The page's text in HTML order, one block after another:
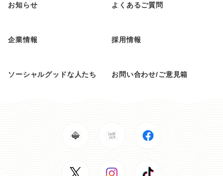
お知らせ よくあるご質問
企業情報 採用情報
ソーシャルグッドな人たち お問い合わせ/ご意見箱